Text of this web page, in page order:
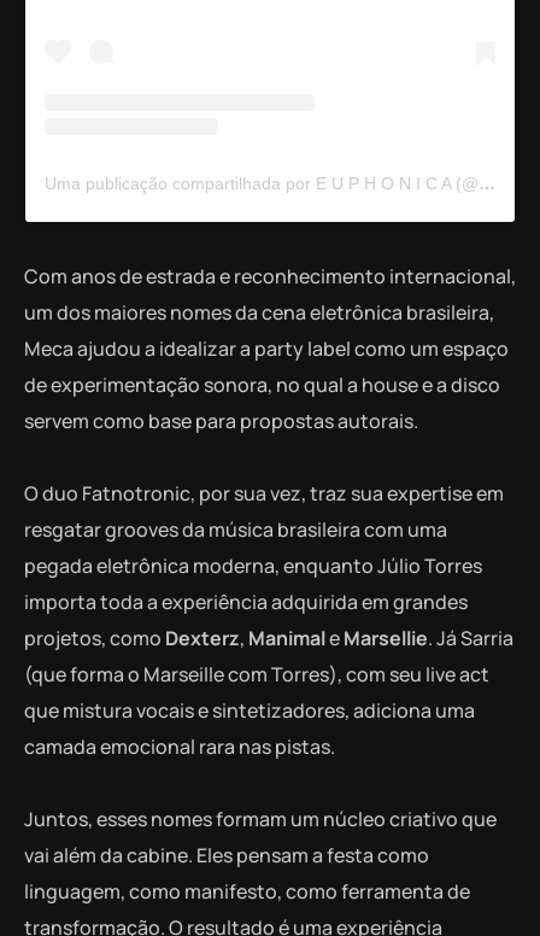
Uma publicação compartilhada por E U P H O N I C A (@euphonica___)
Com anos de estrada e reconhecimento internacional,
um dos maiores nomes da cena eletrônica brasileira,
Meca ajudou a idealizar a party label como um espaço
de experimentação sonora, no qual a house e a disco
servem como base para propostas autorais.
O duo Fatnotronic, por sua vez, traz sua expertise em
resgatar grooves da música brasileira com uma
pegada eletrônica moderna, enquanto Júlio Torres
importa toda a experiência adquirida em grandes
projetos, como Dexterz, ManimaleMarsellie. Já Sarria
(que forma o Marseille com Torres), com seu live act
que mistura vocais e sintetizadores, adiciona uma
camada emocional rara nas pistas.
Juntos, esses nomes formam um núcleo criativo que
vai além da cabine. Eles pensam a festa como
linguagem, como manifesto, como ferramenta de
transformação. O resultado é uma experiência